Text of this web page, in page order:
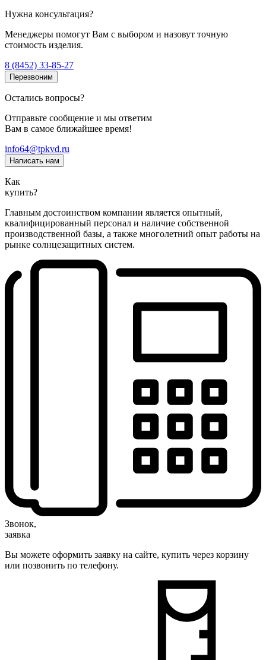
Нужна консультация?
Менеджеры помогут Вам с выбором и назовут точную
стоимость изделия.
8 (8452) 33-85-27
Перезвоним
Остались вопросы?
Отправьте сообщение и мы ответим
Вам в самое ближайшее время!
info64@tpkvd.ru
Написать нам
Как
купить?
Главным достоинством компании является опытный,
квалифицированный персонал и наличие собственной
производственной базы, а также многолетний опыт работы на
рынке солнцезащитных систем.
Звонок,
заявка
Вы можете оформить заявку на сайте, купить через корзину
или позвонить по телефону.